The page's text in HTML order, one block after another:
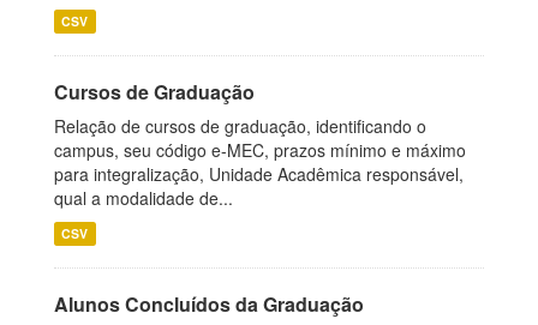
CSV
Cursos de Graduação
Relação de cursos de graduação, identificando o
campus, seu código e-MEC, prazos mínimo e máximo
para integralização, Unidade Acadêmica responsável,
qual a modalidade de...
CSV
Alunos Concluídos da Graduação